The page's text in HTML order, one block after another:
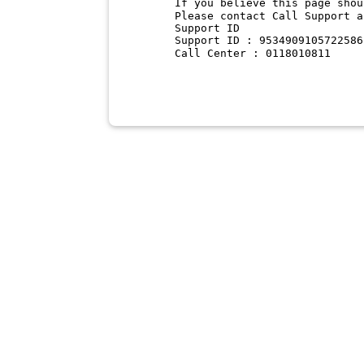
If you believe this page
Please contact Call Support
Support ID
Support ID :
Call Center : 0118010811